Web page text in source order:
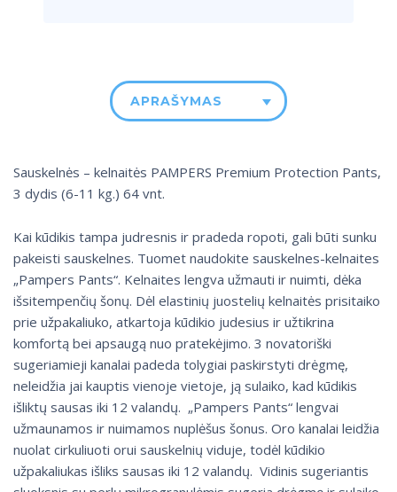
APRAŠYMAS
Sauskelnės – kelnaitės PAMPERS Premium Protection Pants,
3 dydis (6-11 kg.) 64 vnt.
Kai kūdikis tampa judresnis ir pradeda ropoti, gali būti sunku
pakeisti sauskelnes. Tuomet naudokite sauskelnes-kelnaites
„Pampers Pants“. Kelnaites lengva užmauti ir nuimti, dėka
išsitempenčių šonų. Dėl elastinių juostelių kelnaitės prisitaiko
prie užpakaliuko, atkartoja kūdikio judesius ir užtikrina
komfortą bei apsaugą nuo pratekėjimo. 3 novatoriški
sugeriamieji kanalai padeda tolygiai paskirstyti drėgmę,
neleidžia jai kauptis vienoje vietoje, ją sulaiko, kad kūdikis
išliktų sausas iki 12 valandų. „Pampers Pants“ lengvai
užmaunamos ir nuimamos nuplėšus šonus. Oro kanalai leidžia
nuolat cirkuliuoti orui sauskelnių viduje, todėl kūdikio
užpakaliukas išliks sausas iki 12 valandų. Vidinis sugeriantis